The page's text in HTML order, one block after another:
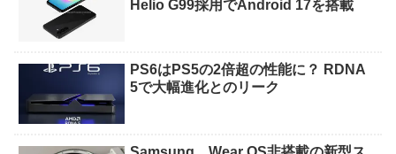
Helio G99採用でAndroid 17を搭載
PS6はPS5の2倍超の性能に？ RDNA
5で大幅進化とのリーク